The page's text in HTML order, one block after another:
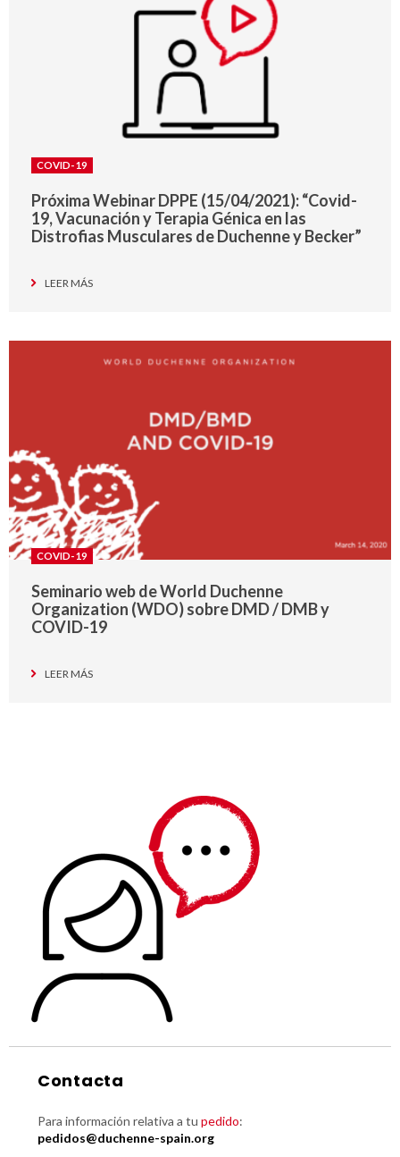
COVID-19
Próxima Webinar DPPE (15/04/2021): “Covid-
19, Vacunación y Terapia Génica en las
Distrofias Musculares de Duchenne y Becker”
LEER MÁS
COVID-19
Seminario web de World Duchenne
Organization (WDO) sobre DMD / DMB y
COVID-19
LEER MÁS
Contacta
Para información relativa a tu pedido:
pedidos@duchenne-spain.org